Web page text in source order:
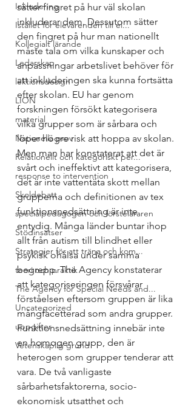
Inkludering
Istället för elevärenden till el...
Kollegialt lärande
Ledarskap
lektionsdesign
LION
material
Nationella prov
Relationellt och kategoriskt per...
response to intervention
Skoldebatt
specialpedagogen och försteläraren
Stödinsatser
Strategier för att träna och kom...
teori och praktik
The Agency for Special Needs and...
Uncategorized
uppgifter
Vetenskaplig grund
sätter fingret på hur väl skolan
inkluderar dem. Dessutom sätter
den fingret på hur man nationellt
måste tala om vilka kunskaper och
anpassningar arbetslivet behöver för
att inkluderingen ska kunna fortsätta
efter skolan. EU har genom
forskningen försökt kategorisera
vilka grupper som är sårbara och
löper högre risk att hoppa av skolan.
Men man har konstaterat att det är
svårt och ineffektivt att kategorisera,
det är inte vattentäta skott mellan
grupperna och definitionen av tex
funktionsnedsättning är inte
entydig. Många länder buntar ihop
allt från autism till blindhet eller
psykisk ohälsa under samma
begrepp. The Agency konstaterar
att kategoriseringen försvårar
förståelsen eftersom gruppen är lika
mångfacetterad som andra grupper.
Funktionsnedsättning innebär inte
en homogen grupp, den är
heterogen som grupper tenderar att
vara. De två vanligaste
sårbarhetsfaktorerna, socio-
ekonomisk utsatthet och